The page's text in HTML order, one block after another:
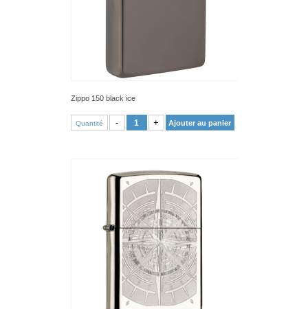
Zippo 150 black ice
Quantité - + Ajouter au panier